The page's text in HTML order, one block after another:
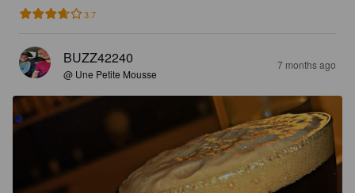
3.7
BUZZ42240
@ Une Petite Mousse
7 months ago